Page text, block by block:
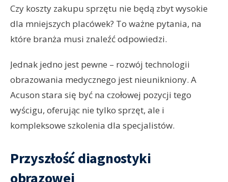
Czy koszty zakupu sprzętu nie będą zbyt wysokie
dla mniejszych placówek? To ważne pytania, na
które branża musi znaleźć odpowiedzi.
Jednak jedno jest pewne – rozwój technologii
obrazowania medycznego jest nieunikniony. A
Acuson stara się być na czołowej pozycji tego
wyścigu, oferując nie tylko sprzęt, ale i
kompleksowe szkolenia dla specjalistów.
Przyszłość diagnostyki
obrazowej